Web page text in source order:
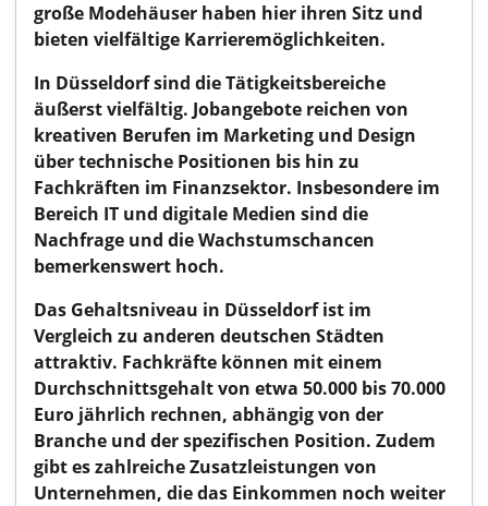
große Modehäuser haben hier ihren Sitz und
bieten vielfältige Karrieremöglichkeiten.
In Düsseldorf sind die Tätigkeitsbereiche
äußerst vielfältig. Jobangebote reichen von
kreativen Berufen im Marketing und Design
über technische Positionen bis hin zu
Fachkräften im Finanzsektor. Insbesondere im
Bereich IT und digitale Medien sind die
Nachfrage und die Wachstumschancen
bemerkenswert hoch.
Das Gehaltsniveau in Düsseldorf ist im
Vergleich zu anderen deutschen Städten
attraktiv. Fachkräfte können mit einem
Durchschnittsgehalt von etwa 50.000 bis 70.000
Euro jährlich rechnen, abhängig von der
Branche und der spezifischen Position. Zudem
gibt es zahlreiche Zusatzleistungen von
Unternehmen, die das Einkommen noch weiter